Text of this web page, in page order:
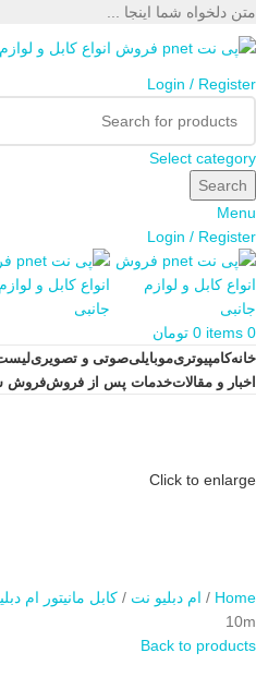
متن دلخواه شما اینجا ...
Login / Register
Select category
Search
Menu
Login / Register
0
items
0 تومان
خانهکامپیوتریموبایلیصوتی و تصویری
اخبار و مقالاتخدمات پس از فروشفروش
Click to enlarge
Home ام دبلیو نت کابل مانیتور ام
10m
Back to products